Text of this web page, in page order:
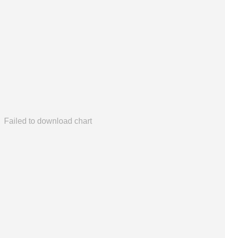
Failed to download chart